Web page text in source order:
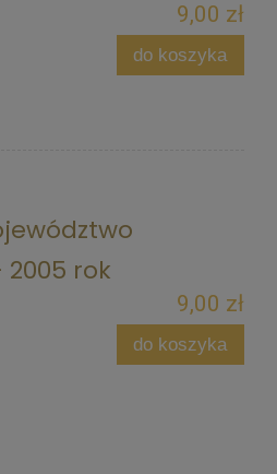
9,00 zł
do koszyka
rok
9,00 zł
do koszyka